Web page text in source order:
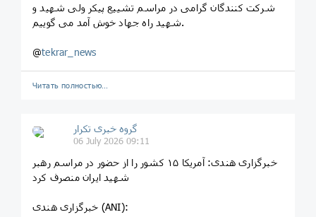
شرکت کنندگان گرامی در مراسم تشییع پیکر ولی شهید و
شهید راه جهاد خوش آمد می گوییم.
@tekrar_news
Читать полностью…
گروه خبری تکرار
06 July 2026 09:11
خبرگزاری هندی: آمریکا ۱۵ کشور را از حضور در مراسم رهبر
شهید ایران منصرف کرد
خبرگزاری هندی (ANI):